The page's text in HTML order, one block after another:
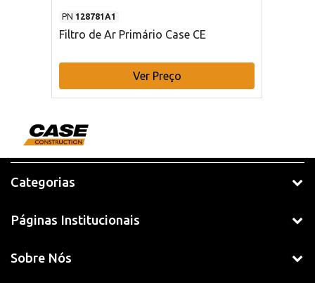
PN 128781A1
Filtro de Ar Primário Case CE
Ver Preço
Categorias
Páginas Institucionais
Sobre Nós